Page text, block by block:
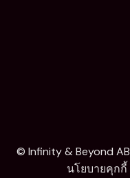
© Infinity & Beyond
นโยบายคุกกี้